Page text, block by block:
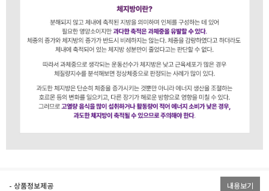
- 상품정보제공 내용보기